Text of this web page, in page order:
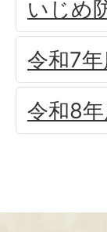
いじめ
令和7
令和8